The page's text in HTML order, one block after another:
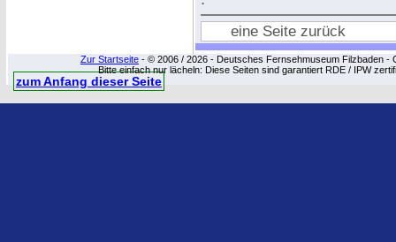
eine Seite zurück
Zur Startseite - © 2006 / 2026 - Deutsches Fernsehmuseum Filzbaden -
Bitte einfach nur lächeln: Diese Seiten sind garantiert RDE / IPW
zum Anfang dieser Seite